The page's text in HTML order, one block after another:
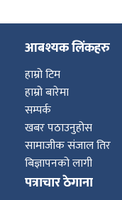
आबश्यक लिंकहरु
हाम्रो टिम
हाम्रो बारेमा
सम्पर्क
खबर पठाउनुहोस
सामाजीक संजाल तिर
बिज्ञापनको लागी
पत्राचार ठेगाना